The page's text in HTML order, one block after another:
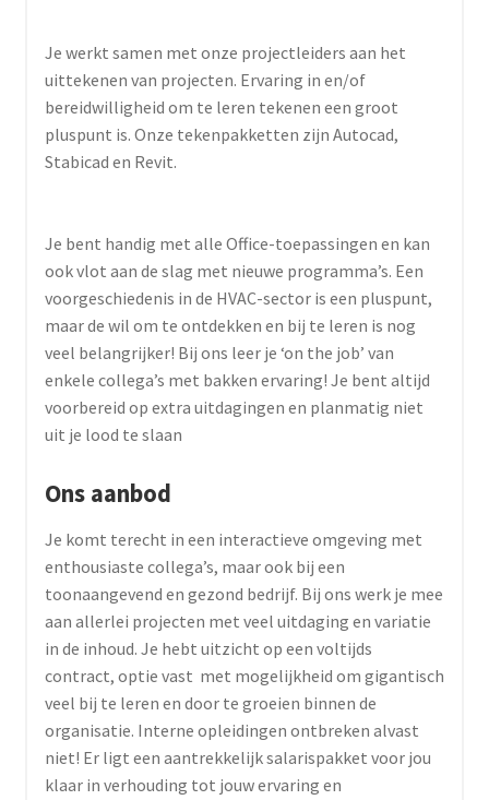
Je werkt samen met onze projectleiders aan het
uittekenen van projecten. Ervaring in en/of
bereidwilligheid om te leren tekenen een groot
pluspunt is. Onze tekenpakketten zijn Autocad,
Stabicad en Revit.
Je bent handig met alle Office-toepassingen en kan
ook vlot aan de slag met nieuwe programma’s. Een
voorgeschiedenis in de HVAC-sector is een pluspunt,
maar de wil om te ontdekken en bij te leren is nog
veel belangrijker! Bij ons leer je ‘on the job’ van
enkele collega’s met bakken ervaring! Je bent altijd
voorbereid op extra uitdagingen en planmatig niet
uit je lood te slaan
Ons aanbod
Je komt terecht in een interactieve omgeving met
enthousiaste collega’s, maar ook bij een
toonaangevend en gezond bedrijf. Bij ons werk je mee
aan allerlei projecten met veel uitdaging en variatie
in de inhoud. Je hebt uitzicht op een voltijds
contract, optie vast met mogelijkheid om gigantisch
veel bij te leren en door te groeien binnen de
organisatie. Interne opleidingen ontbreken alvast
niet! Er ligt een aantrekkelijk salarispakket voor jou
klaar in verhouding tot jouw ervaring en